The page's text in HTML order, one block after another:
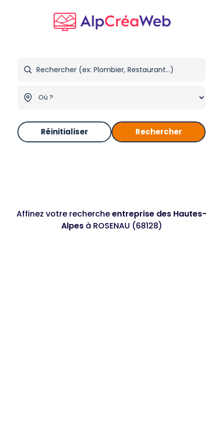
Réinitialiser Rechercher
Affinez votre rechercheentreprise des Hautes-
Alpesà ROSENAU (68128)